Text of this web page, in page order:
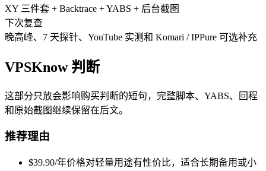
XY 三件套 + Backtrace + YABS + 后台截图
下次复查
晚高峰、7 天探针、YouTube 实测和 Komari / IPPure 可选补充
VPSKnow 判断
这部分只放会影响购买判断的短句，完整脚本、YABS、回程
和原始截图继续保留在后文。
推荐理由
$39.90/年价格对轻量用途有性价比，适合长期备用或小